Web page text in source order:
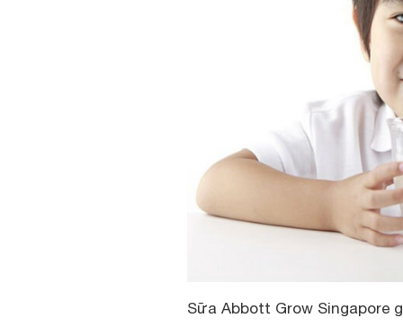
Sữa Abbott Grow Singapore